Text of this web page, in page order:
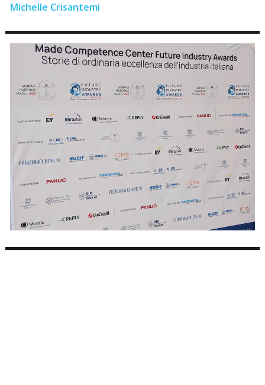
Michelle Crisantemi